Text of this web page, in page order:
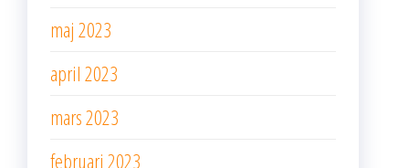
maj 2023
april 2023
mars 2023
februari 2023